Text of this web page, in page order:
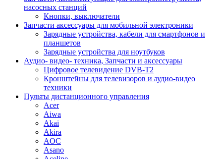
насосных станций
Кнопки, выключатели
Запчасти аксессуары для мобильной электроники
Зарядные устройства, кабели для смартфонов и
планшетов
Зарядные устройства для ноутбуков
Аудио- видео- техника, Запчасти и аксессуары
Цифровое телевидение DVB-T2
Кронштейны для телевизоров и аудио-видео
техники
Пульты дистанционного управления
Acer
Aiwa
Akai
Akira
AOC
Asano